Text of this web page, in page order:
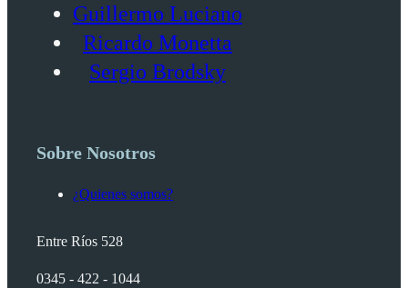
Guillermo Luciano
Ricardo Monetta
Sergio Brodsky
Sobre Nosotros
¿Quienes somos?
Entre Ríos 528
0345 - 422 - 1044